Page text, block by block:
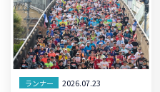
ランナー 2026.07.23